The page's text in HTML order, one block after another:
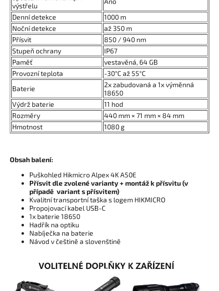
výstřelu
Denní detekce
1000 m
Noční detekce
až 350 m
Přísvit
850 / 940 nm
Stupeň ochrany
IP67
Paměť
vestavěná, 64 GB
Provozní teplota
-30°C až 55°C
Baterie
2x zabudovaná a 1x výměnná
18650
Výdrž baterie
11 hod
Rozměry
440 mm × 71 mm × 84 mm
Hmotnost
1080 g
Obsah balení:
Puškohled Hikmicro Alpex 4K A50E
Přísvit dle zvolené varianty + montáž k přísvitu (v
případě variant s přísvitem)
Kvalitní transportní taška s logem HIKMICRO
Propojovací kabel USB-C
1x baterie 18650
Hadřík na optiku
Nabíječka na baterie
Návod v češtině a slovenštině